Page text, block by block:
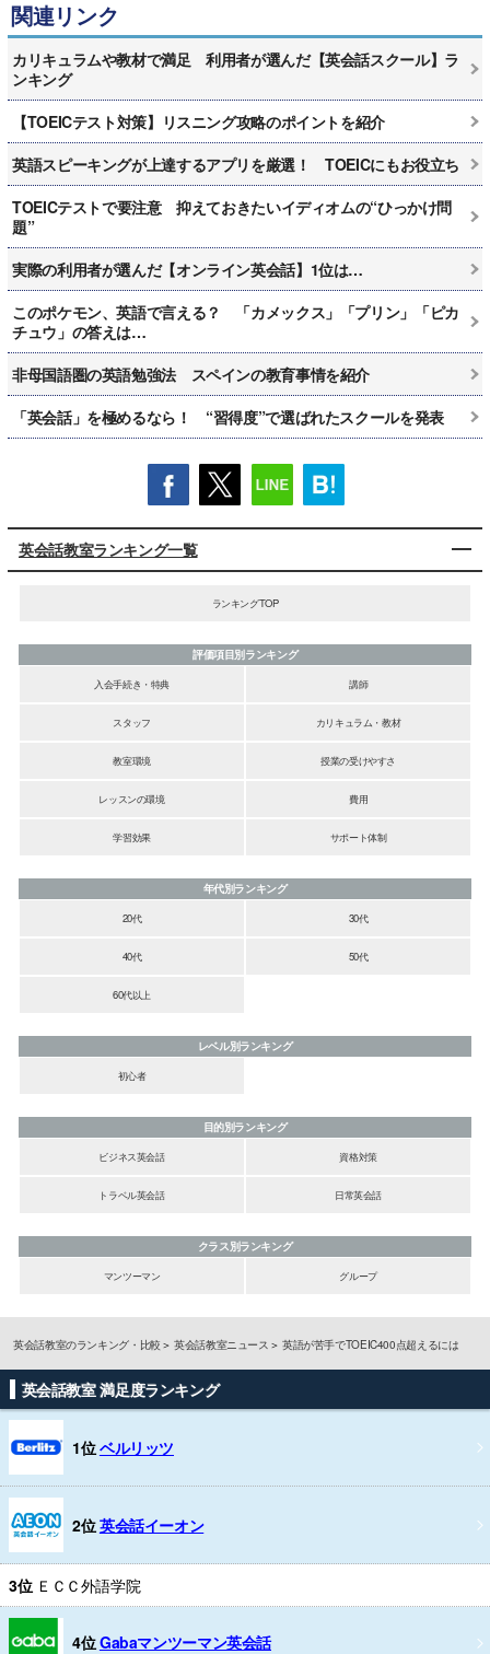
関連リンク
カリキュラムや教材で満足 利用者が選んだ【英会話スクール】ラ
ンキング
【TOEICテスト対策】リスニング攻略のポイントを紹介
英語スピーキングが上達するアプリを厳選！ TOEICにもお役立ち
TOEICテストで要注意 抑えておきたいイディオムの“ひっかけ問
題”
実際の利用者が選んだ【オンライン英会話】1位は…
このポケモン、英語で言える？ 「カメックス」「プリン」「ピカ
チュウ」の答えは…
非母国語圏の英語勉強法 スペインの教育事情を紹介
「英会話」を極めるなら！ “習得度”で選ばれたスクールを発表
英会話教室ランキング一覧
ランキングTOP
評価項目別ランキング
入会手続き・特典
講師
スタッフ カリキュラム・教材
教室環境 授業の受けやすさ
レッスンの環境 費用
学習効果 サポート体制
年代別ランキング
20代
30代
40代 50代
60代以上
レベル別ランキング
初心者
目的別ランキング
ビジネス英会話
資格対策
トラベル英会話 日常英会話
クラス別ランキング
マンツーマン
グループ
英会話教室のランキング・比較 英会話教室ニュース 英語が苦手でTOEIC400点超えるには
英会話教室 満足度ランキング
1位ベルリッツ
2位英会話イーオン
3位 ＥＣＣ外語学院
4位Gabaマンツーマン英会話